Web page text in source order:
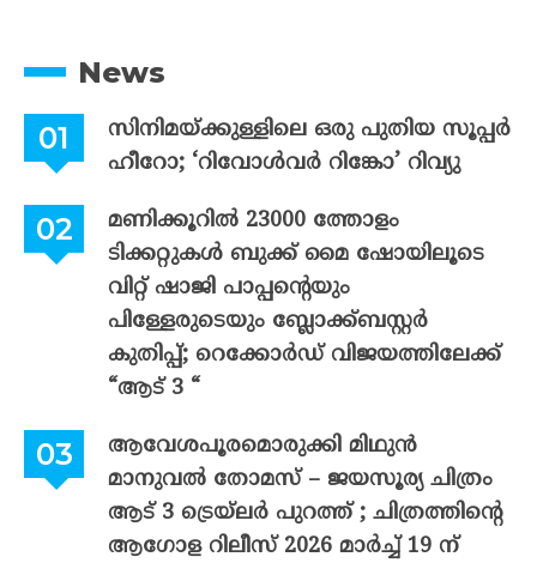
News
സിനിമയ്ക്കുള്ളിലെ ഒരു പുതിയ സൂപ്പർ
ഹീറോ; ‘റിവോൾവർ റിങ്കോ’ റിവ്യു
മണിക്കൂറിൽ 23000 ത്തോളം
ടിക്കറ്റുകൾ ബുക്ക് മൈ ഷോയിലൂടെ
വിറ്റ് ഷാജി പാപ്പന്റെയും
പിള്ളേരുടെയും ബ്ലോക്ക്ബസ്റ്റർ
കുതിപ്പ്; റെക്കോർഡ് വിജയത്തിലേക്ക്
“ആട് 3 “
ആവേശപൂരമൊരുക്കി മിഥുൻ
മാനുവൽ തോമസ് – ജയസൂര്യ ചിത്രം
ആട് 3 ട്രെയ്‌ലർ പുറത്ത് ; ചിത്രത്തിന്റെ
ആഗോള റിലീസ് 2026 മാർച്ച് 19 ന്